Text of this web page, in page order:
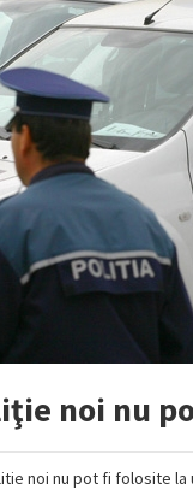
noi nu
noi nu pot fi folosite